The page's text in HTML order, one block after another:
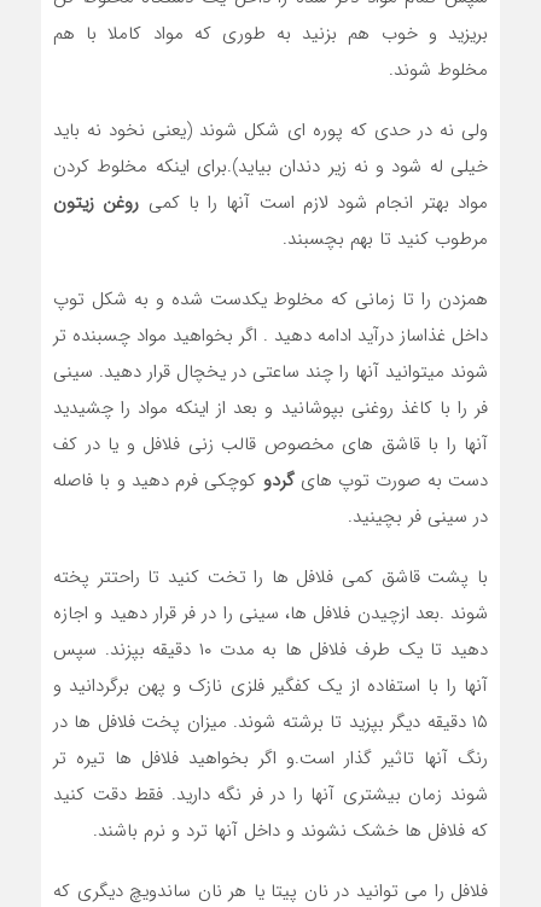
بریزید و خوب هم بزنید به طوری که مواد کاملا با هم
مخلوط شوند.
ولی نه در حدی که پوره ای شکل شوند (یعنی نخود نه باید
خیلی له شود و نه زیر دندان بیاید).برای اینکه مخلوط کردن
مواد بهتر انجام شود لازم است آنها را با کمی روغن زیتون
مرطوب کنید تا بهم بچسبند.
همزدن را تا زمانی که مخلوط یکدست شده و به شکل توپ
داخل غذاساز درآید ادامه دهید . اگر بخواهید مواد چسبنده تر
شوند میتوانید آنها را چند ساعتی در یخچال قرار دهید. سینی
فر را با کاغذ روغنی بپوشانید و بعد از اینکه مواد را چشیدید
آنها را با قاشق های مخصوص قالب زنی فلافل و یا در کف
دست به صورت توپ هایگردو کوچکی فرم دهید و با فاصله
در سینی فر بچینید.
با پشت قاشق کمی فلافل ها را تخت کنید تا راحتتر پخته
شوند .بعد ازچیدن فلافل ها، سینی را در فر قرار دهید و اجازه
دهید تا یک طرف فلافل ها به مدت ۱۰ دقیقه بپزند. سپس
آنها را با استفاده از یک کفگیر فلزی نازک و پهن برگردانید و
۱۵ دقیقه دیگر بپزید تا برشته شوند. میزان پخت فلافل ها در
رنگ آنها تاثیر گذار است.و اگر بخواهید فلافل ها تیره تر
شوند زمان بیشتری آنها را در فر نگه دارید. فقط دقت کنید
که فلافل ها خشک نشوند و داخل آنها ترد و نرم باشند.
فلافل را می توانید در نان پیتا یا هر نان ساندویچ دیگری که